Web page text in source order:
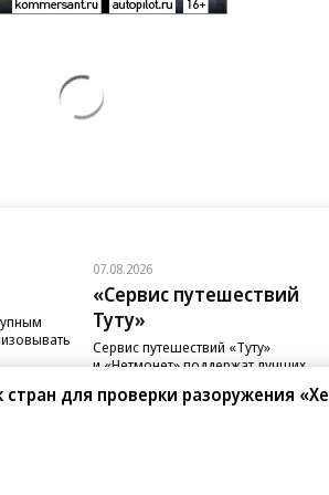
07.08.2026
«Сервис путешествий
Туту»
Сервис путешествий «Туту»
и «Нетмонет» поддержат лучших
для проверки разоружения